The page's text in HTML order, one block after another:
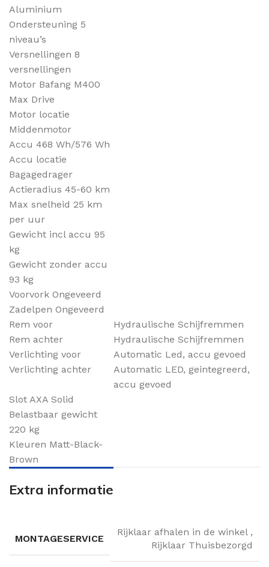
Aluminium
Ondersteuning 5
niveau’s
Versnellingen 8
versnellingen
Motor Bafang M400
Max Drive
Motor locatie
Middenmotor
Accu 468 Wh/576 Wh
Accu locatie
Bagagedrager
Actieradius 45-60 km
Max snelheid 25 km
per uur
Gewicht incl accu 95
kg
Gewicht zonder accu
93 kg
Voorvork Ongeveerd
Zadelpen Ongeveerd
Rem voor
Hydraulische Schijfremmen
Rem achter
Hydraulische Schijfremmen
Verlichting voor
Automatic Led, accu gevoed
Verlichting achter
Automatic LED, geintegreerd,
accu gevoed
Slot AXA Solid
Belastbaar gewicht
220 kg
Kleuren Matt-Black-
Brown
Extra informatie
MONTAGESERVICE
Rijklaar afhalen in de winkel ,
Rijklaar Thuisbezorgd